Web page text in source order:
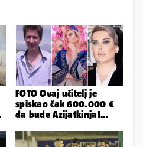
FOTO Ovaj učitelj je
spiskao čak 600.000 €
da bude Azijatkinja!
muško...